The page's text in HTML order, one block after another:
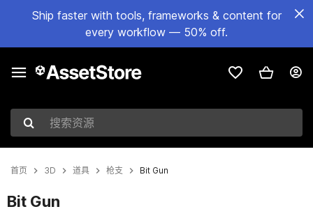
Ship faster with tools, frameworks & content for
every workflow — 50% off.
搜索资源
首页 3D 道具 枪支 Bit Gun
Bit Gun